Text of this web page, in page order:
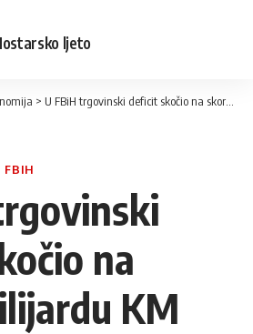
ljeto
> U FBiH trgovinski deficit skočio na skoro milijardu KM
FBIH
na
KM